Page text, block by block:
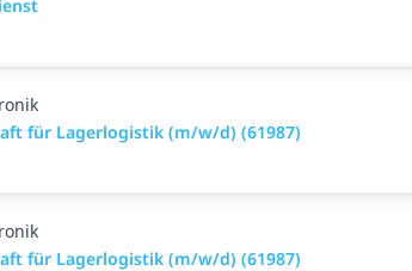
für Lagerlogistik (m/w/d) (61987)
für Lagerlogistik (m/w/d) (61987)